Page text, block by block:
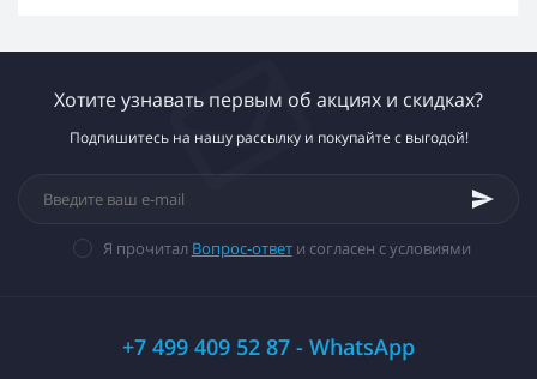
Хотите узнавать первым об акциях и скидках?
Подпишитесь на нашу рассылку и покупайте с выгодой!
Я прочитал Вопрос-ответи согласен с условиями
+7 499 409 52 87 - WhatsApp